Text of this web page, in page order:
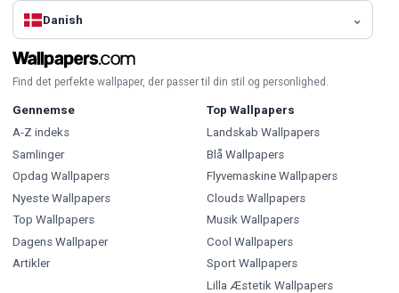
Danish
Find det perfekte wallpaper, der passer til din stil og personlighed.
Gennemse
A-Z indeks
Samlinger
Opdag Wallpapers
Nyeste Wallpapers
Top Wallpapers
Dagens Wallpaper
Artikler
Top Wallpapers
Landskab Wallpapers
Blå Wallpapers
Flyvemaskine Wallpapers
Clouds Wallpapers
Musik Wallpapers
Cool Wallpapers
Sport Wallpapers
Lilla Æstetik Wallpapers